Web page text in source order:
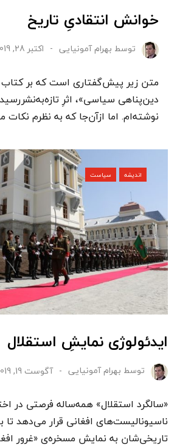
خوانش انتقادیِ تاریخ
توسط بهرام آمونیایی اکتبر 28, 2019
متن زیر پیش‌گفتاری است که بر کتاب
دین‌پناهی سیاسی»، اثرِ
نوشته‌ام. اما ازآن‌جا که به نظرم
اندیشه سیاست
ایدئولوژی نمایشِ استقلال
توسط بهرام آمونیایی آگوست 19, 2019
«سالگرد استقلال» همه‌ساله فرصتی در
ناسیونالیست‌های افغانی قرار می‌دهد تا
تاریخی‌شان به نمایش مسخره‌ی «غرور